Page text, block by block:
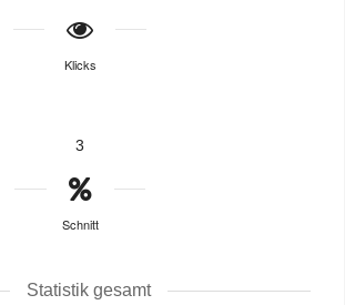
Klicks
3
Schnitt
Statistik gesamt